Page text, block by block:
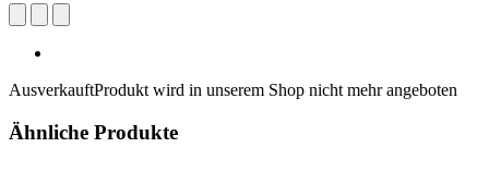
AusverkauftProdukt wird in unserem Shop nicht mehr angeboten
Ähnliche Produkte